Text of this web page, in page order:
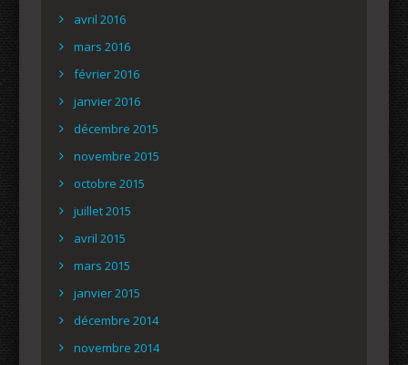
avril 2016
mars 2016
février 2016
janvier 2016
décembre 2015
novembre 2015
octobre 2015
juillet 2015
avril 2015
mars 2015
janvier 2015
décembre 2014
novembre 2014